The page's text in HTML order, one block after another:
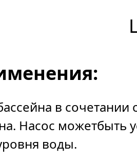
в сочетании
Насос можетбыть
воды.